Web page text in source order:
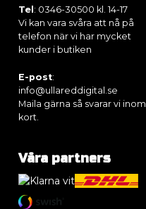
Tel : 0346-30500 kl. 14-17
Vi kan vara svåra att nå på
telefon när vi har mycket
kunder i butiken
E-post:
info@ullareddigital.se
Maila gärna så svarar vi inom
kort.
Våra partners